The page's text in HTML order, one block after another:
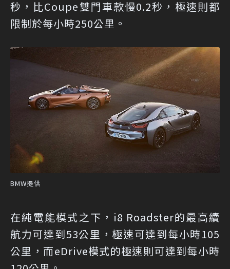
秒，比Coupe雙門車款慢0.2秒，極速則都
限制於每小時250公里。
BMW提供
在純電能模式之下，i8 Roadster的最高續
航力可達到53公里，極速可達到每小時105
公里，而eDrive模式的極速則可達到每小時